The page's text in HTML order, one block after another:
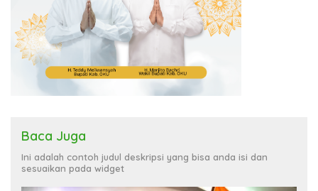
Baca Juga
Ini adalah contoh judul deskripsi yang bisa anda isi dan
sesuaikan pada widget